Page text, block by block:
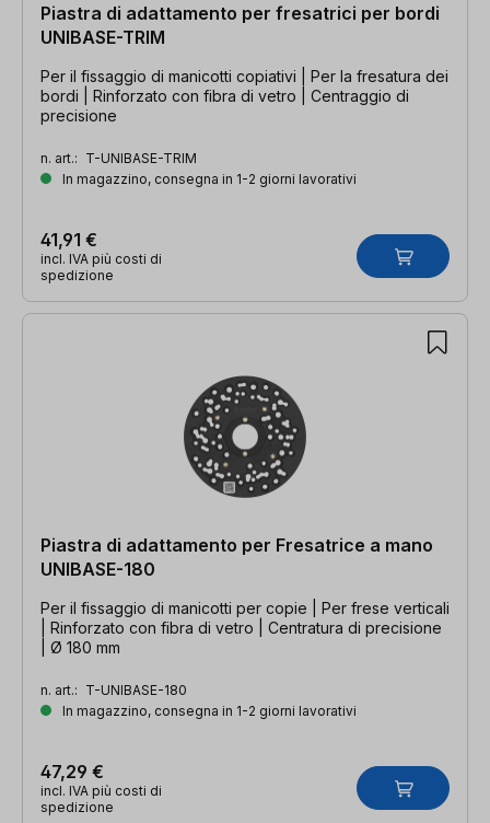
Piastra di adattamento per fresatrici per bordi
UNIBASE-TRIM
Per il fissaggio di manicotti copiativi | Per la fresatura dei
bordi | Rinforzato con fibra di vetro | Centraggio di
precisione
n. art.: T-UNIBASE-TRIM
In magazzino, consegna in 1-2 giorni lavorativi
41,91 €
incl. IVA più costi di
spedizione
Piastra di adattamento per Fresatrice a mano
UNIBASE-180
Per il fissaggio di manicotti per copie | Per frese verticali
| Rinforzato con fibra di vetro | Centratura di precisione
| Ø 180 mm
n. art.: T-UNIBASE-180
In magazzino, consegna in 1-2 giorni lavorativi
47,29 €
incl. IVA più costi di
spedizione